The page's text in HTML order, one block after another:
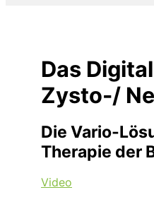
Das
Zysto-/
Die Vario-
Therapie der
Video